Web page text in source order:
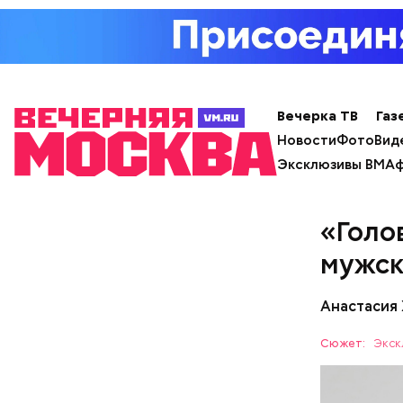
Вечерка ТВ
НовостиФото
Эксклюзивы ВМ
Анастасия
Сюжет:
брынза;